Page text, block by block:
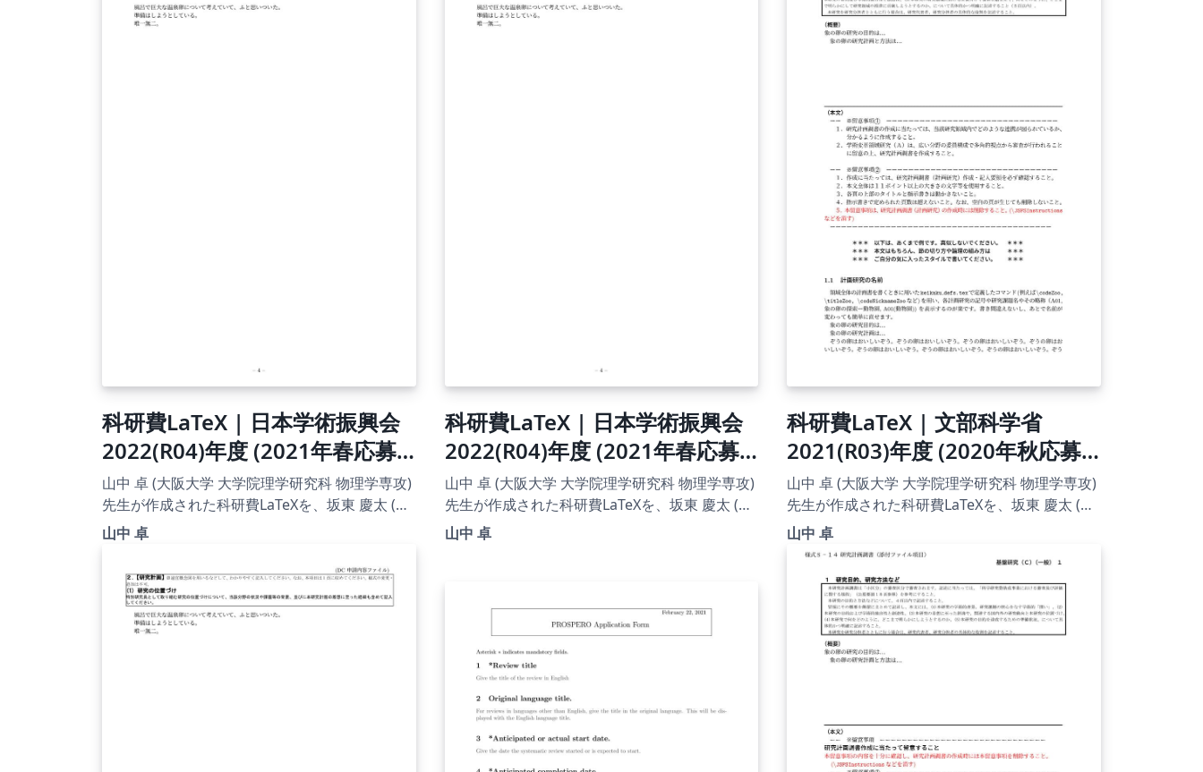
科研費LaTeX | 日本学術振興会
2022(R04)年度 (2021年春応募
分) | 海外特別研究員(RRA) |
2021.02.03
山中 卓 (大阪大学 大学院理学研究科 物理学専攻)
先生が作成された科研費LaTeXを、坂東 慶太 (名
古屋学院大学) が了承を得てテンプレート登録し
http://osksn2.hep.sci.osaka-
u.ac.jp/~taku/kakenhiLaTeX/
山中 卓
科研費LaTeX | 日本学術振興会
2022(R04)年度 (2021年春応募
分) | 海外特別研究員 |
2021.02.03
山中 卓 (大阪大学 大学院理学研究科 物理学専攻)
先生が作成された科研費LaTeXを、坂東 慶太 (名
古屋学院大学) が了承を得てテンプレート登録し
山中 卓
科研費LaTeX | 文部科学省
2021(R03)年度 (2020年秋応募
分) | 新学術領域研究 | 学術変革
領域研究(A) (計画研究) 書き方マ
ニュアル | 2020.12.03
山中 卓 (大阪大学 大学院理学研究科 物理学専攻)
先生が作成された科研費LaTeXを、坂東 慶太 (名
古屋学院大学) が了承を得てテンプレート登録し
ています。 詳細はこちら↓をご確認ください。
u.ac.jp/~taku/kakenhiLaTeX/
山中 卓